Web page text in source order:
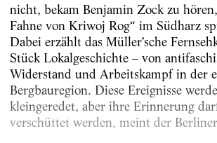
nicht, bekam Benjamin Zock zu
Fahne von Kriwoj Rog“ im Südharz
Dabei erzählt das Müller’sche
Stück Lokalgeschichte – von
Widerstand und Arbeitskampf in der
Bergbauregion. Diese Ereignisse
kleingeredet, aber ihre Erinnerung
verschüttet werden, meint der Berliner